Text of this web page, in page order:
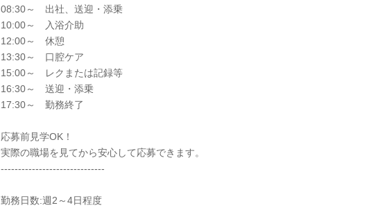
08:30～ 出社、送迎・添乗
10:00～ 入浴介助
12:00～ 休憩
13:30～ 口腔ケア
15:00～ レクまたは記録等
16:30～ 送迎・添乗
17:30～ 勤務終了
応募前見学OK！
実際の職場を見てから安心して応募できます。
------------------------------
勤務日数:週2～4日程度